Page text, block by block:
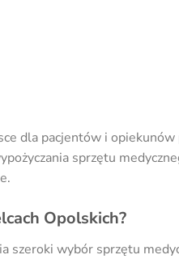
dla pacjentów i opiekunów
sprzętu
Opolskich?
szeroki wybór sprzętu